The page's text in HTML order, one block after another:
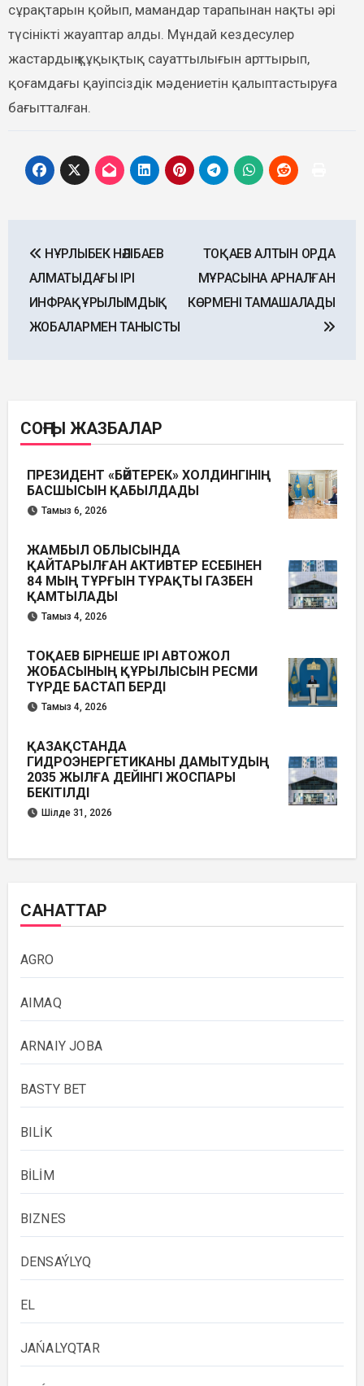
сұрақтарын қойып, мамандар тарапынан нақты әрі
түсінікті жауаптар алды. Мұндай кездесулер
жастардың құқықтық сауаттылығын арттырып,
қоғамдағы қауіпсіздік мәдениетін қалыптастыруға
бағытталған.
navigation
НҰРЛЫБЕК НӘЛІБАЕВ
АЛМАТЫДАҒЫ ІРІ
ИНФРАҚҰРЫЛЫМДЫҚ
ЖОБАЛАРМЕН ТАНЫСТЫ
ТОҚАЕВ АЛТЫН ОРДА
МҰРАСЫНА АРНАЛҒАН
КӨРМЕНІ ТАМAШАЛАДЫ
СОҢҒЫ ЖАЗБАЛАР
ПРЕЗИДЕНТ «БӘЙТЕРЕК» ХОЛДИНГІНІҢ
БАСШЫСЫН ҚАБЫЛДАДЫ
Тамыз 6, 2026
ЖАМБЫЛ ОБЛЫСЫНДА
ҚАЙТАРЫЛҒАН АКТИВТЕР ЕСЕБІНЕН
84 МЫҢ ТҰРҒЫН ТҰРАҚТЫ ГАЗБЕН
ҚАМТЫЛАДЫ
Тамыз 4, 2026
ТОҚАЕВ БІРНЕШЕ ІРІ АВТОЖОЛ
ЖОБАСЫНЫҢ ҚҰРЫЛЫСЫН РЕСМИ
ТҮРДЕ БАСТАП БЕРДІ
Тамыз 4, 2026
ҚАЗАҚСТАНДА
ГИДРОЭНЕРГЕТИКАНЫ ДАМЫТУДЫҢ
2035 ЖЫЛҒА ДЕЙІНГІ ЖОСПАРЫ
БЕКІТІЛДІ
Шілде 31, 2026
САНАТТАР
AGRO
AIMAQ
ARNAIY JOBA
BASTY BET
BILİK
BİLİM
BIZNES
DENSAÝLYQ
EL
JAŃALYQTAR